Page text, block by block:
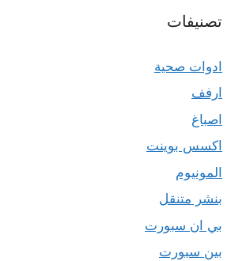
تصنيفات
ادوات صحية
ارفف
اصباغ
اكسس بوينت
المونيوم
بنشر متنقل
بي ان سبورت
بين سبورت